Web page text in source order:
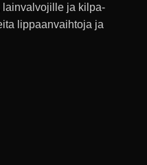
ja kilpa-
lippaanvaihtoja ja